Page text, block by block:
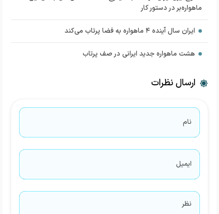
ماهواره‌بر در دستور کار
ایران سال آینده ۴ ماهواره به فضا پرتاب می‌کند
هشت ماهواره جدید ایرانی در صف پرتاب
ارسال نظرات